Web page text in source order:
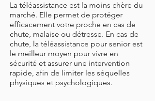
La téléassistance est la moins chère du
marché. Elle permet de protéger
efficacement votre proche en cas de
chute, malaise ou détresse. En cas de
chute, la téléassistance pour senior est
le meilleur moyen pour vivre en
sécurité et assurer une intervention
rapide, afin de limiter les séquelles
physiques et psychologiques.